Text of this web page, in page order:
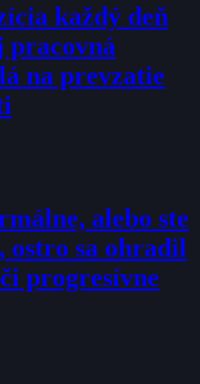
každý deň
pracovná
na prevzatie
alebo ste
sa ohradil
progresívne